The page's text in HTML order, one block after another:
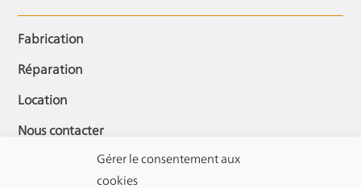
Gérer le consentement aux
cookies
Fabrication
Réparation
Location
Nous contacter